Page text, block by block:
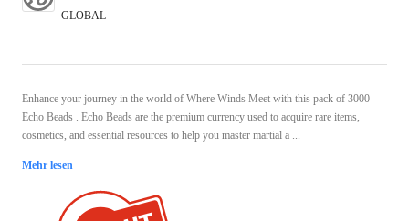
GLOBAL
Enhance your journey in the world of Where Winds Meet with this pack of 3000
Echo Beads . Echo Beads are the premium currency used to acquire rare items,
cosmetics, and essential resources to help you master martial a ...
Mehr lesen